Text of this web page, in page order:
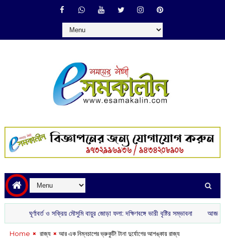
ঘূর্ণাবর্ত ও সক্রিয় মৌসুমি বায়ুর জোড়া ফলা: দক্ষিণবঙ্গে ভারী বৃষ্টির সম্ভাবনা আজকের রাশিফল
Home ‌ রাজ্য আর এক নিম্নচাপের ভ্রুকুটি! টানা দুর্যোগের আশঙ্কায় রাজ্য